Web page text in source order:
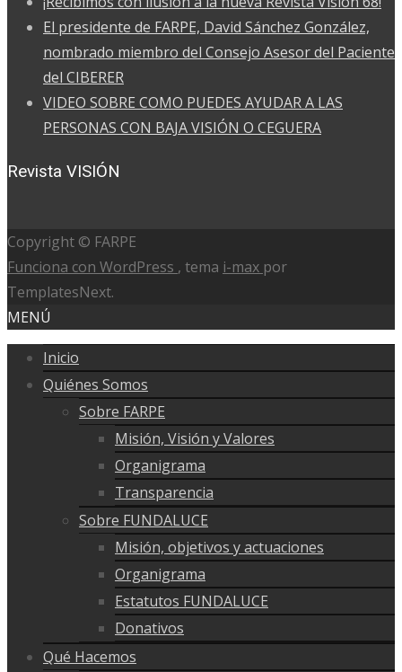
El presidente de FARPE, David Sánchez González,
nombrado miembro del Consejo Asesor del Paciente
del CIBERER
VIDEO SOBRE COMO PUEDES AYUDAR A LAS
PERSONAS CON BAJA VISIÓN O CEGUERA
Revista VISIÓN
Copyright © FARPE
Funciona con WordPress , tema i-max por
TemplatesNext.
MENÚ
Inicio
Quiénes Somos
Sobre FARPE
Misión, Visión y Valores
Organigrama
Transparencia
Sobre FUNDALUCE
Misión, objetivos y actuaciones
Organigrama
Estatutos FUNDALUCE
Donativos
Qué Hacemos